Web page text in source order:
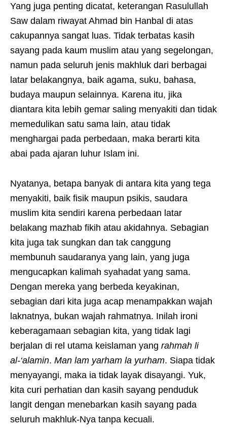
Yang juga penting dicatat, keterangan Rasulullah
Saw dalam riwayat Ahmad bin Hanbal di atas
cakupannya sangat luas. Tidak terbatas kasih
sayang pada kaum muslim atau yang segelongan,
namun pada seluruh jenis makhluk dari berbagai
latar belakangnya, baik agama, suku, bahasa,
budaya maupun selainnya. Karena itu, jika
diantara kita lebih gemar saling menyakiti dan tidak
memedulikan satu sama lain, atau tidak
menghargai pada perbedaan, maka berarti kita
abai pada ajaran luhur Islam ini.
Nyatanya, betapa banyak di antara kita yang tega
menyakiti, baik fisik maupun psikis, saudara
muslim kita sendiri karena perbedaan latar
belakang mazhab fikih atau akidahnya. Sebagian
kita juga tak sungkan dan tak canggung
membunuh saudaranya yang lain, yang juga
mengucapkan kalimah syahadat yang sama.
Dengan mereka yang berbeda keyakinan,
sebagian dari kita juga acap menampakkan wajah
laknatnya, bukan wajah rahmatnya. Inilah ironi
keberagamaan sebagian kita, yang tidak lagi
berjalan di rel utama keislaman yang rahmah li
al-‘alamin. Man lam yarham la yurham. Siapa tidak
menyayangi, maka ia tidak layak disayangi. Yuk,
kita curi perhatian dan kasih sayang penduduk
langit dengan menebarkan kasih sayang pada
seluruh makhluk-Nya tanpa kecuali.